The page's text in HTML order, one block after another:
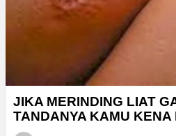
JIKA MERINDING LIAT
TANDANYA KAMU KENA